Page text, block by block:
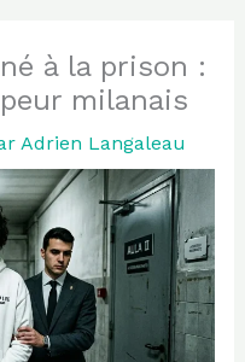
à la prison :
milanais
Adrien Langaleau